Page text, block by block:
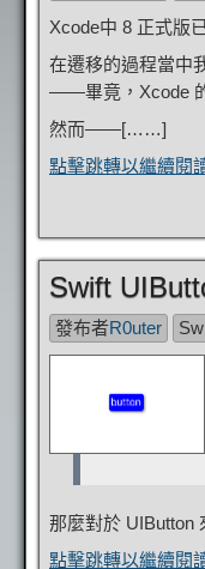
Xcode中 8 正式版
在遷移的過程當中
——畢竟，Xcode
然而——[……]
點擊跳轉以繼續閱
Swift
發布者R0uter
那麼對於
點擊跳轉以繼續閱